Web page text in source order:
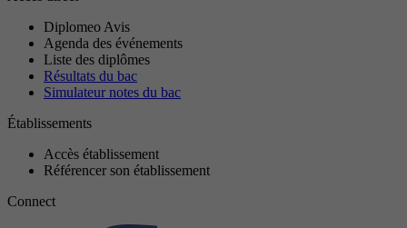
Diplomeo Avis
Agenda des événements
Liste des diplômes
Résultats du bac
Simulateur notes du bac
Établissements
Accès établissement
Référencer son établissement
Connect